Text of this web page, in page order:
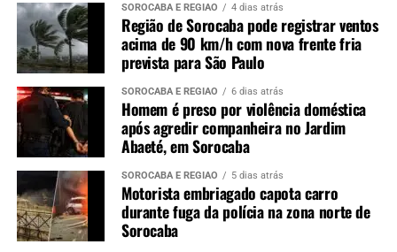
SOROCABA E REGIÃO 4 dias atrás
Região de Sorocaba pode registrar ventos
acima de 90 km/h com nova frente fria
prevista para São Paulo
SOROCABA E REGIÃO 6 dias atrás
Homem é preso por violência doméstica
após agredir companheira no Jardim
Abaeté, em Sorocaba
SOROCABA E REGIÃO 5 dias atrás
Motorista embriagado capota carro
durante fuga da polícia na zona norte de
Sorocaba